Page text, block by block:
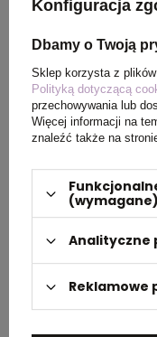
Rozmiar
Waga
produktu (g)
PAKOWANIE
Wymiary
kartonu
Konfiguracja
Dbamy o Twoją
Sklep korzysta z
Polityką dotyczącą
przechowywania lub
Więcej informacji na
znaleźć także na
(wymagane)
Analityczne
Reklamowe